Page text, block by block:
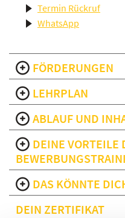
Termin Rückruf
WhatsApp
FÖRDERUNGEN
LEHRPLAN
ABLAUF UND
DEINE VORTEILE
DAS KÖNNTE
DEIN ZERTIFIKAT